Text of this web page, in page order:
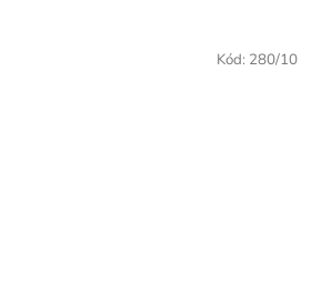
Kód: 280/10